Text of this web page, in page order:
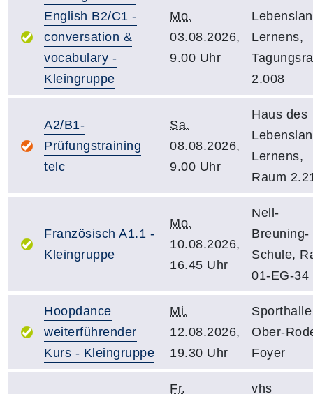
English B2/C1 -
conversation &
vocabulary -
Kleingruppe
Mo.
03.08.2026,
9.00 Uhr
Lernens,
2.008
A2/B1-
Prüfungstraining
telc
Sa.
08.08.2026,
9.00 Uhr
Haus des
Lernens,
Raum
Französisch A1.1 -
Kleingruppe
Mo.
10.08.2026,
16.45 Uhr
Nell-
Breuning-
Schule,
01-EG-34
Hoopdance
weiterführender
Kurs - Kleingruppe
Mi.
12.08.2026,
19.30 Uhr
Sporthalle
Ober-
Foyer
Fr.
vhs